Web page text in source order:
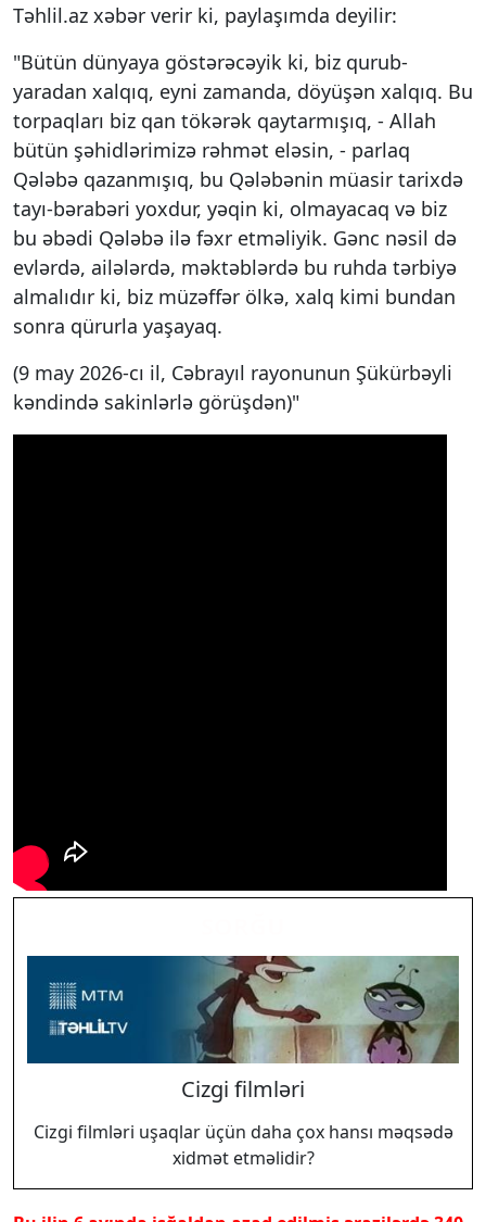
Təhlil.az xəbər verir ki, paylaşımda deyilir:
"Bütün dünyaya göstərəcəyik ki, biz qurub-
yaradan xalqıq, eyni zamanda, döyüşən xalqıq. Bu
torpaqları biz qan tökərək qaytarmışıq, - Allah
bütün şəhidlərimizə rəhmət eləsin, - parlaq
Qələbə qazanmışıq, bu Qələbənin müasir tarixdə
tayı-bərabəri yoxdur, yəqin ki, olmayacaq və biz
bu əbədi Qələbə ilə fəxr etməliyik. Gənc nəsil də
evlərdə, ailələrdə, məktəblərdə bu ruhda tərbiyə
almalıdır ki, biz müzəffər ölkə, xalq kimi bundan
sonra qürurla yaşayaq.
(9 may 2026-cı il, Cəbrayıl rayonunun Şükürbəyli
kəndində sakinlərlə görüşdən)"
Cizgi filmləri
Cizgi filmləri uşaqlar üçün daha çox hansı məqsədə
xidmət etməlidir?